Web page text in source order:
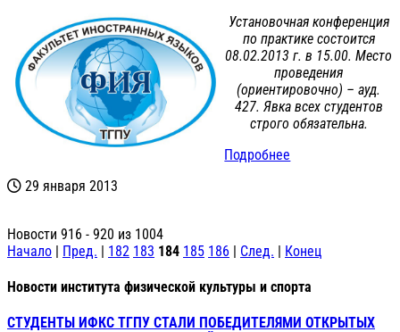
Установочная конференция
по практике состоится
08.02.2013 г. в 15.00. Место
проведения
(ориентировочно) – ауд.
427. Явка всех студентов
строго обязательна.
Подробнее
29 января 2013
Новости 916 - 920 из 1004
Начало | Пред. | 182 183 184 185 186 | След. | Конец
Новости института физической культуры и спорта
СТУДЕНТЫ ИФКС ТГПУ СТАЛИ ПОБЕДИТЕЛЯМИ ОТКРЫТЫХ